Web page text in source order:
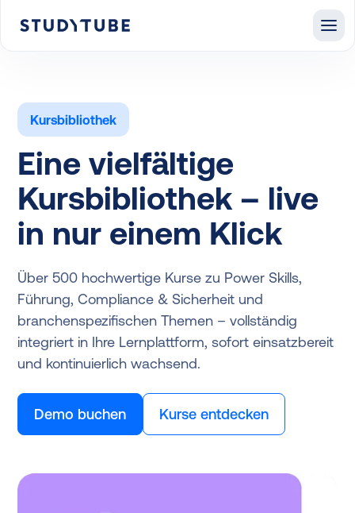
Kursbibliothek
Eine vielfältige
Kursbibliothek – live
in nur einem Klick
Über 500 hochwertige Kurse zu Power Skills,
Führung, Compliance & Sicherheit und
branchenspezifischen Themen – vollständig
integriert in Ihre Lernplattform, sofort einsatzbereit
und kontinuierlich wachsend.
Demo buchen Kurse entdecken